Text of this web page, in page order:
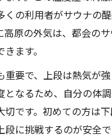
くの利用者がサウナの
高原の外気は、都会の
ます。
重要で、上段は熱気が
となるため、自分の体
切です。初めての方は
段に挑戦するのが安全